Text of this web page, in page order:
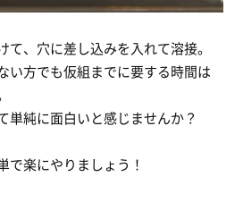
、穴に差し込みを入れて溶接。
い方でも仮組までに要する時間は
単純に面白いと感じませんか？
で楽にやりましょう！